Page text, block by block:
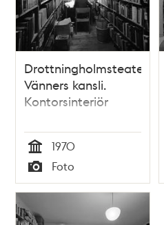
Drottningholmsteaterns
Vänners kansli.
Kontorsinteriör
Tid
1970
Typ
Foto